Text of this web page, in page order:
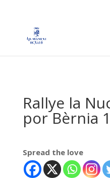
Rallye la
por Bèrnia
Spread the love